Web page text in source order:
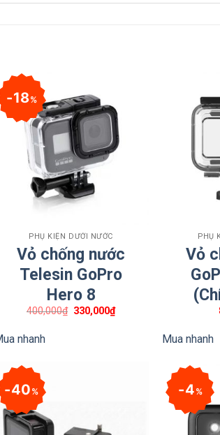
Insta360 X5 Standard
vệ ống kính tiêu chuẩn, 1 khăn lau ống
nam châm neodymium
mm
18%
PHỤ KIỆN DƯỚI NƯỚC
Vỏ chống nước
Telesin GoPro
Hero 8
400,000₫ Giá
330,000₫Giá
hiện
nhanh
PHỤ
Vỏ
Mua nhanh
40% 4%